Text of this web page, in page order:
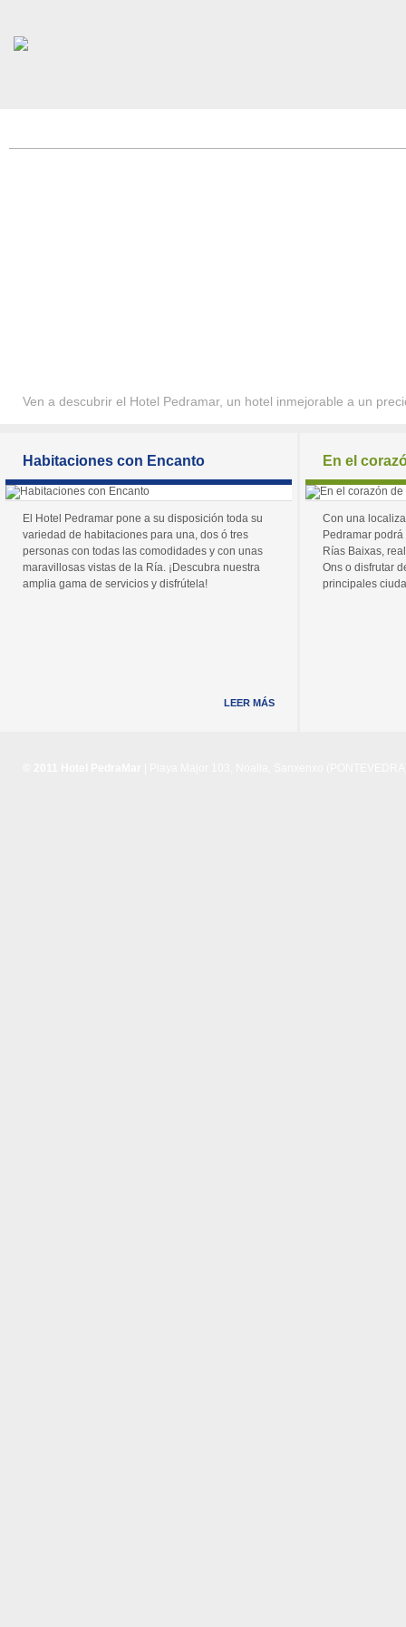
Ven a descubrir el Hotel Pedramar, un hotel inmejorable a un
Habitaciones con Encanto
El Hotel Pedramar pone a su disposición toda su
variedad de habitaciones para una, dos ó tres
personas con todas las comodidades y con unas
maravillosas vistas de la Ría. ¡Descubra nuestra
amplia gama de servicios y disfrútela!
LEER MÁS
En el
Con una
Pedramar
Rías Baixas,
Ons o disfrutar
principales